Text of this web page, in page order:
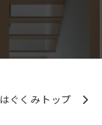
はぐくみトップ